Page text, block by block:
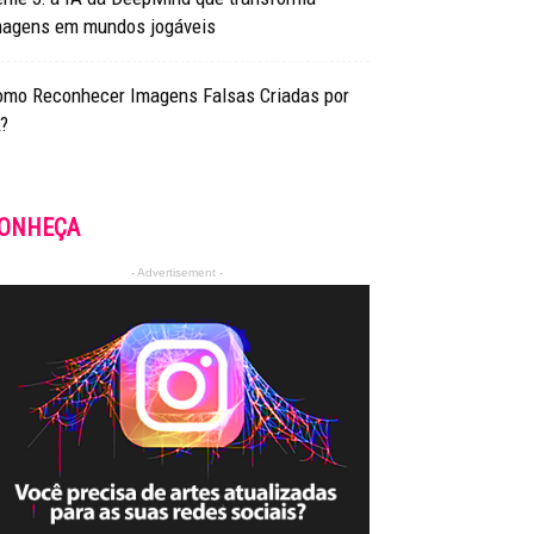
em mundos jogáveis
Reconhecer Imagens Falsas Criadas por
- Advertisement -